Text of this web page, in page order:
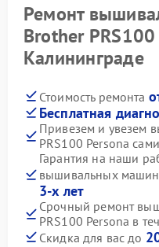
Ремонт
Brother
Калининграде
Стоимость ремонта
Бесплатная
Привезем и увезем
PRS100 Persona сами
Гарантия на наши
вышивальных
3-х лет
Срочный ремонт
PRS100 Persona в
Скидка для вас до